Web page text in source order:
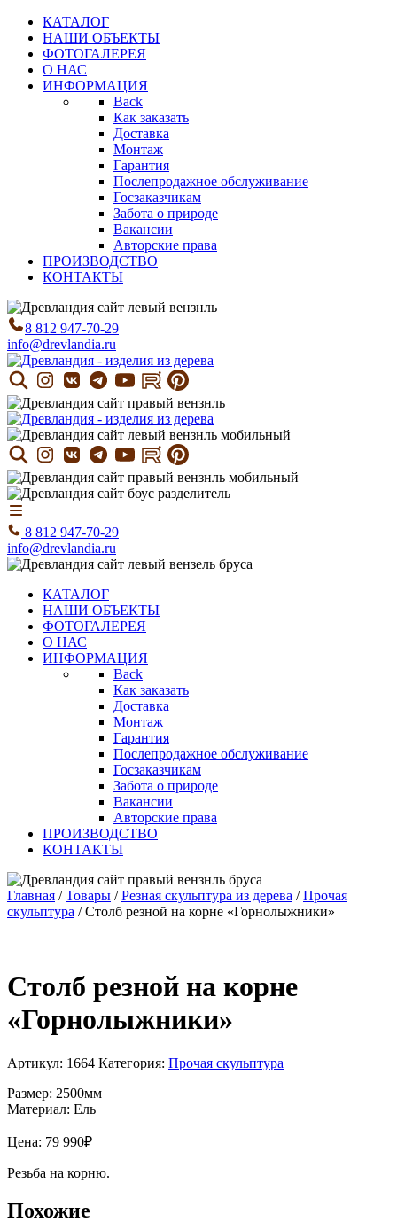
КАТАЛОГ
НАШИ ОБЪЕКТЫ
ФОТОГАЛЕРЕЯ
О НАС
ИНФОРМАЦИЯ
Back
Как заказать
Доставка
Монтаж
Гарантия
Послепродажное обслуживание
Госзаказчикам
Забота о природе
Вакансии
Авторские права
ПРОИЗВОДСТВО
КОНТАКТЫ
8 812 947-70-29
info@drevlandia.ru
8 812 947-70-29
info@drevlandia.ru
КАТАЛОГ
НАШИ ОБЪЕКТЫ
ФОТОГАЛЕРЕЯ
О НАС
ИНФОРМАЦИЯ
Back
Как заказать
Доставка
Монтаж
Гарантия
Послепродажное обслуживание
Госзаказчикам
Забота о природе
Вакансии
Авторские права
ПРОИЗВОДСТВО
КОНТАКТЫ
Главная /Товары /Резная скульптура из дерева /Прочая
скульптура /Столб резной на корне «Горнолыжники»
Столб резной на корне
«Горнолыжники»
Артикул: 1664 Категория: Прочая скульптура
Размер: 2500мм
Материал: Ель
Цена: 79 990₽
Резьба на корню.
Похожие